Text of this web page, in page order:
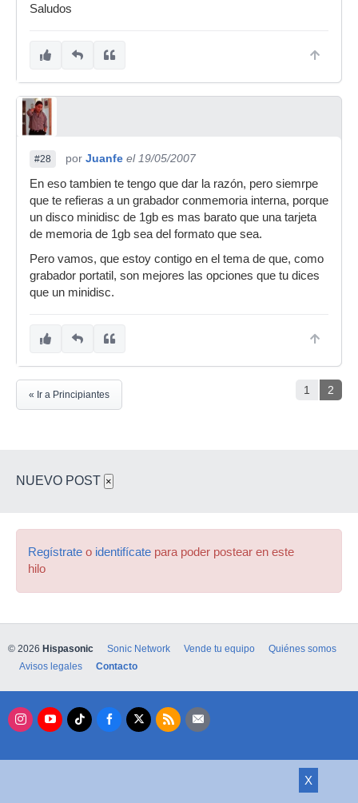
Saludos
#28 por Juanfe el 19/05/2007
En eso tambien te tengo que dar la razón, pero siemrpe
que te refieras a un grabador conmemoria interna, porque
un disco minidisc de 1gb es mas barato que una tarjeta
de memoria de 1gb sea del formato que sea.
Pero vamos, que estoy contigo en el tema de que, como
grabador portatil, son mejores las opciones que tu dices
que un minidisc.
1 2
« Ir a Principiantes
NUEVO POST ×
Regístrate o identifícate para poder postear en este
hilo
X
© 2026 Hispasonic Sonic Network Vende tu equipo
Quiénes somos
Avisos legales
Contacto